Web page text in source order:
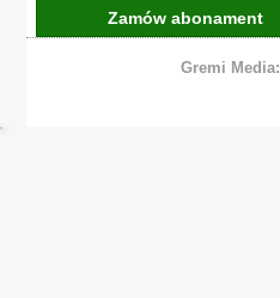
Zamów abonament
Gremi Media: